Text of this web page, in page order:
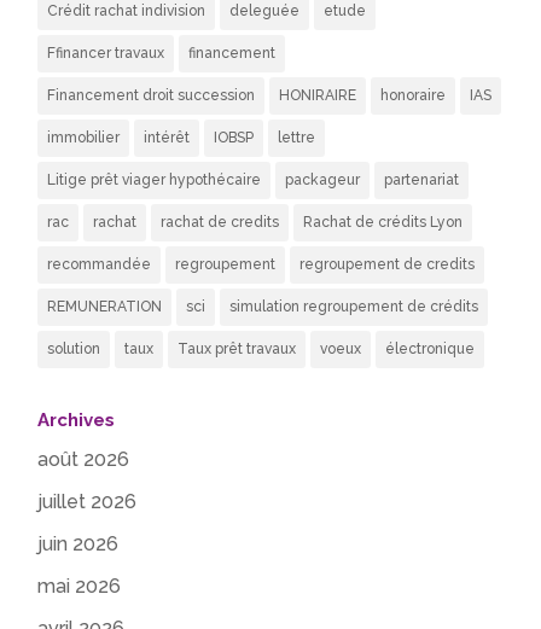
Crédit rachat indivision deleguée etude
Ffinancer travaux financement
Financement droit succession HONIRAIRE honoraire IAS
immobilier intérêt IOBSP lettre
Litige prêt viager hypothécaire packageur partenariat
rac rachat rachat de credits Rachat de crédits Lyon
recommandée regroupement regroupement de credits
REMUNERATION sci simulation regroupement de crédits
solution taux Taux prêt travaux voeux électronique
Archives
août 2026
juillet 2026
juin 2026
mai 2026